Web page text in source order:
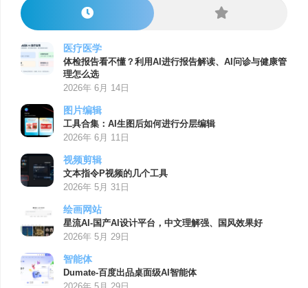
医疗医学
体检报告看不懂？利用AI进行报告解读、AI问诊与健康管
理怎么选
2026年 6月 14日
图片编辑
工具合集：AI生图后如何进行分层编辑
2026年 6月 11日
视频剪辑
文本指令P视频的几个工具
2026年 5月 31日
绘画网站
星流AI-国产AI设计平台，中文理解强、国风效果好
2026年 5月 29日
智能体
Dumate-百度出品桌面级AI智能体